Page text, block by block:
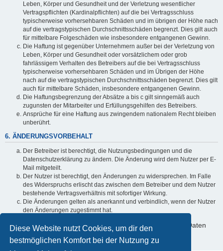
Diese Website nutzt Cookies, um dir den
bestmöglichen Komfort bei der Nutzung zu
Leben, Körper und Gesundheit und der Verletzung wesentlicher
Vertragspflichten (Kardinalpflichten) auf die bei Vertragsschluss
typischerweise vorhersehbaren Schäden und im übrigen der Höhe nach
auf die vertragstypischen Durchschnittsschäden begrenzt. Dies gilt auch
für mittelbare Folgeschäden wie insbesondere entgangenen Gewinn.
Die Haftung ist gegenüber Unternehmern außer bei der Verletzung von
Leben, Körper und Gesundheit oder vorsätzlichem oder grob
fahrlässigem Verhalten des Betreibers auf die bei Vertragsschluss
typischerweise vorhersehbaren Schäden und im Übrigen der Höhe
nach auf die vertragstypischen Durchschnittsschäden begrenzt. Dies gilt
auch für mittelbare Schäden, insbesondere entgangenen Gewinn.
Die Haftungsbegrenzung der Absätze a bis c gilt sinngemäß auch
zugunsten der Mitarbeiter und Erfüllungsgehilfen des Betreibers.
Ansprüche für eine Haftung aus zwingendem nationalem Recht bleiben
unberührt.
6. ÄNDERUNGSVORBEHALT
Der Betreiber ist berechtigt, die Nutzungsbedingungen und die
Datenschutzerklärung zu ändern. Die Änderung wird dem Nutzer per E-
Mail mitgeteilt.
Der Nutzer ist berechtigt, den Änderungen zu widersprechen. Im Falle
des Widerspruchs erlischt das zwischen dem Betreiber und dem Nutzer
bestehende Vertragsverhältnis mit sofortiger Wirkung.
Die Änderungen gelten als anerkannt und verbindlich, wenn der Nutzer
den Änderungen zugestimmt hat.
Informationen über den Umgang mit deinen persönlichen Daten
sind in der Datenschutzerklärung enthalten.